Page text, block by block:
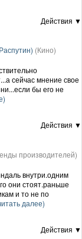
Действия ▼
(Кино)
сейчас мнение свое
бы его не
Действия ▼
производителей)
внутри.одним
они стоят.раньше
и то не по
далее)
Действия ▼